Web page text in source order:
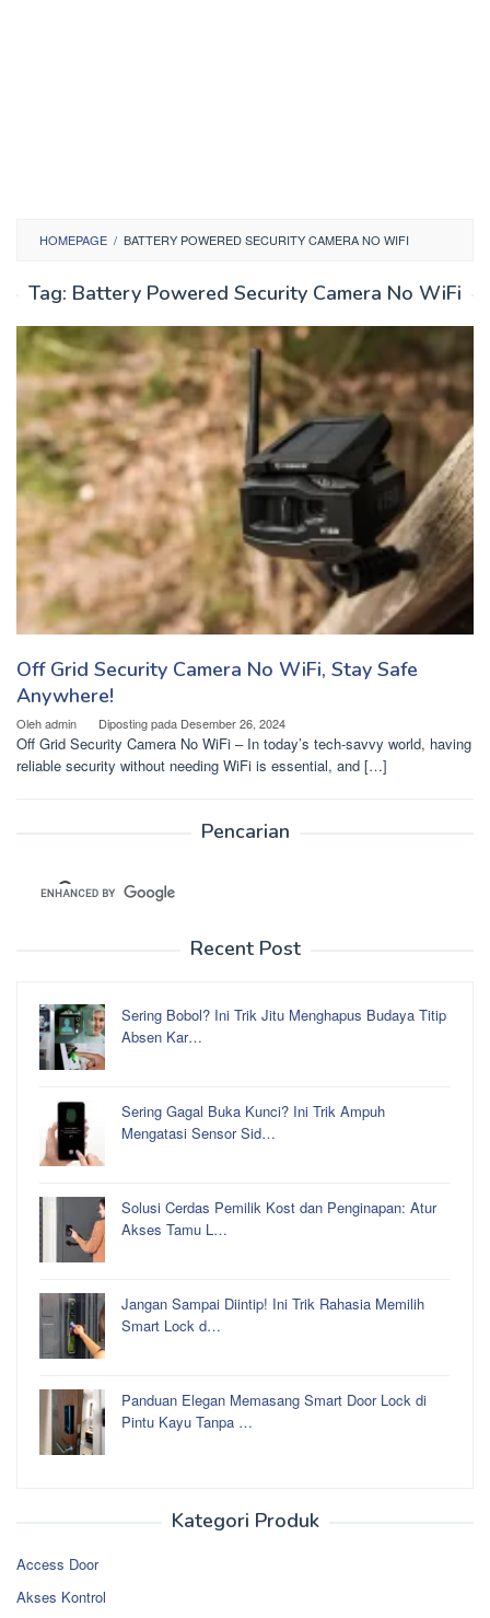
HOMEPAGE / BATTERY POWERED SECURITY CAMERA NO WIFI
Tag: Battery Powered Security Camera No WiFi
Off Grid Security Camera No WiFi, Stay Safe
Anywhere!
Olehadmin Diposting pada Desember 26, 2024
Off Grid Security Camera No WiFi – In today’s tech-savvy world, having
reliable security without needing WiFi is essential, and […]
Pencarian
Recent Post
Sering Bobol? Ini Trik Jitu Menghapus Budaya Titip
Absen Kar…
Sering Gagal Buka Kunci? Ini Trik Ampuh
Mengatasi Sensor Sid…
Solusi Cerdas Pemilik Kost dan Penginapan: Atur
Akses Tamu L…
Jangan Sampai Diintip! Ini Trik Rahasia Memilih
Smart Lock d…
Panduan Elegan Memasang Smart Door Lock di
Pintu Kayu Tanpa …
Kategori Produk
Access Door
Akses Kontrol